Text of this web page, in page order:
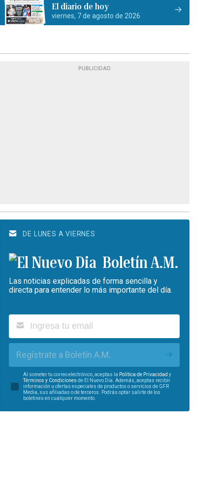
El diario de hoy
viernes, 7 de agosto de 2026
PUBLICIDAD
DE LUNES A VIERNES
Boletín A.M.
Las noticias explicadas de forma sencilla y
directa para entender lo más importante del día.
Regístrate a Boletín A.M.
Al someter tu correo electrónico, aceptas la Política de Privacidad y
Términos y Condiciones de El Nuevo Día. Además, aceptas recibir
información u ofertas especiales de productos o servicios de GFR
Media, sus afiliadas o de terceros. Podrás optar salirte de los
boletines en cualquier momento.